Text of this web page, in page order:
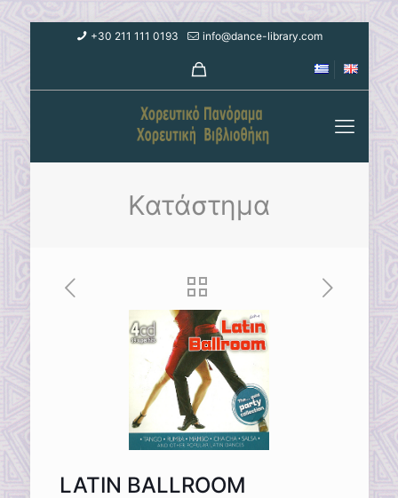
+30 211 111 0193 info@dance-library.com
Κατάστημα
LATIN BALLROOM